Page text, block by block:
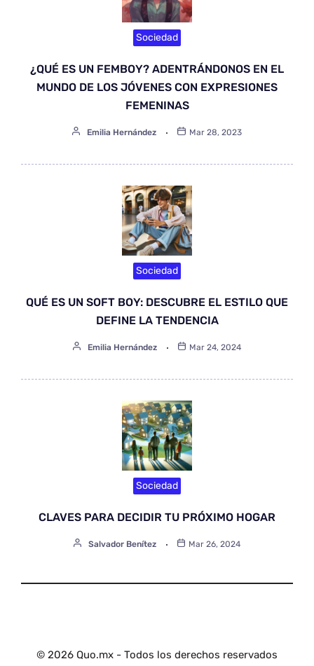
Sociedad
¿QUÉ ES UN FEMBOY? ADENTRÁNDONOS EN EL
MUNDO DE LOS JÓVENES CON EXPRESIONES
FEMENINAS
Emilia Hernández Mar 28, 2023
Sociedad
QUÉ ES UN SOFT BOY: DESCUBRE EL ESTILO QUE
DEFINE LA TENDENCIA
Emilia Hernández Mar 24, 2024
Sociedad
CLAVES PARA DECIDIR TU PRÓXIMO HOGAR
Salvador Benítez Mar 26, 2024
© 2026 Quo.mx - Todos los derechos reservados